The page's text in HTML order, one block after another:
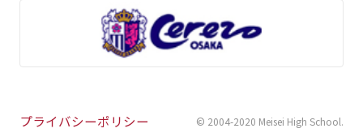
プライバシーポリシー © 2004-2020 Meisei High School.